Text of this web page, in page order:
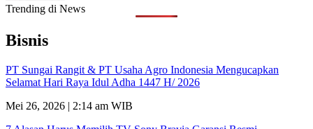
Trending di News
Bisnis
PT Sungai Rangit & PT Usaha Agro Indonesia Mengucapkan
Selamat Hari Raya Idul Adha 1447 H/ 2026
Mei 26, 2026 | 2:14 am WIB